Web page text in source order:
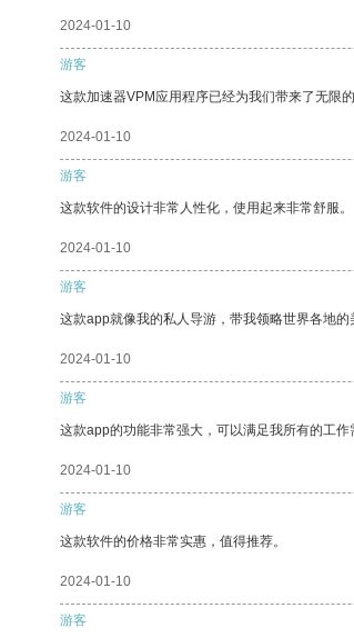
2024-01-10
游客
这款加速器VPM应用程序已经为我们带来了无限
2024-01-10
游客
这款软件的设计非常人性化，使用起来非常舒服。
2024-01-10
游客
这款app就像我的私人导游，带我领略世界各地的
2024-01-10
游客
这款app的功能非常强大，可以满足我所有的工作
2024-01-10
游客
这款软件的价格非常实惠，值得推荐。
2024-01-10
游客